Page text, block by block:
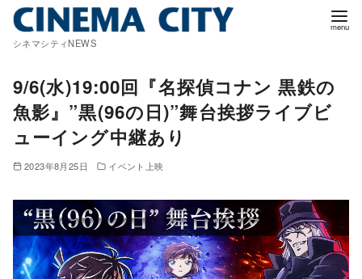
シネマシティNEWS
9/6(水)19:00回『名探偵コナン 黒鉄の
魚影』”黒(96の日)”舞台挨拶ライブビ
ューイング中継あり
2023年8月25日 イベント上映